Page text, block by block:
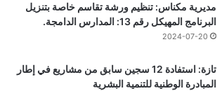
مديرية مكناس: تنظيم ورشة تقاسم خاصة بتنزيل
البرنامج المهيكل رقم 13: المدارس الدامجة.
2024-07-20
تازة: استفادة 12 سجين سابق من مشاريع في إطار
المبادرة الوطنية للتنمية البشرية